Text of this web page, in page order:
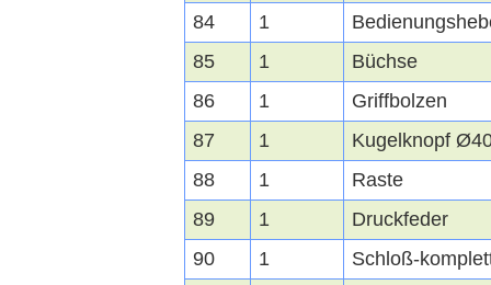
84
1
85
1
Büchse
86
1
Griffbolzen
87
1
Kugelknopf
88
1
Raste
89
1
Druckfeder
90
1
Schloß-